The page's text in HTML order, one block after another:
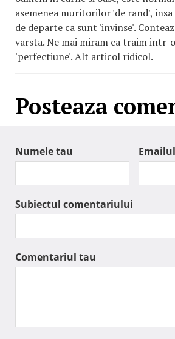
asemenea muritorilor 'de rand',
de departe ca sunt 'invinse'.
varsta. Ne mai miram ca traim intr-
'perfectiune'. Alt articol ridicol.
Posteaza
Numele tau
Subiectul comentariului
Comentariul tau